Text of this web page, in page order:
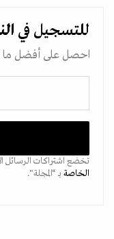
للتسجيل في
احصل على أفضل ما
تخضع اشتراكات الرسائل
الخاصة بـ “المجلة".